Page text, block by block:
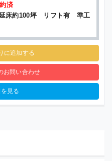
済
床約100坪 リフト有 準工
に追加する
お問い合わせ
見る